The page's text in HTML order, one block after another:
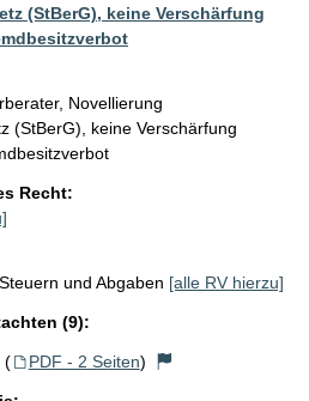
(StBerG), keine Verschärfung
Novellierung
(StBerG), keine Verschärfung
Recht:
und Abgaben [alle RV hierzu]
(9):
( PDF - 2 Seiten)